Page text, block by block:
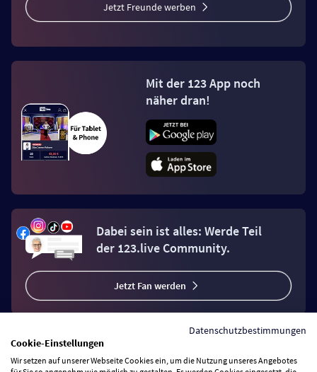
Jetzt Freunde werben
Mit der 123 App noch
näher dran!
Dabei sein ist alles: Werde Teil
der 123.live Community.
Jetzt Fan werden
Datenschutzbestimmungen
Cookie-Einstellungen
Wir setzen auf unserer Webseite Cookies ein, um die Nutzung unseres Angebotes